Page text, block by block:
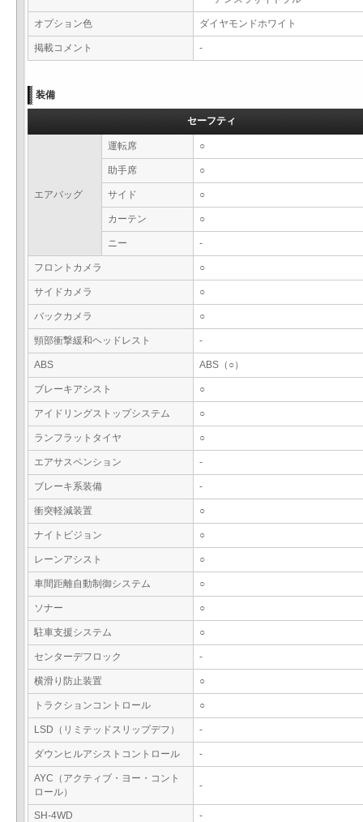
オプション色 ダイヤモンドホワイト
掲載コメント -
装備
セーフティ
エアバッグ
運転席 ○
助手席 ○
サイド ○
カーテン ○
ニー -
フロントカメラ ○
サイドカメラ ○
バックカメラ ○
頸部衝撃緩和ヘッドレスト -
ABS ABS（○）
ブレーキアシスト ○
アイドリングストップシステム ○
ランフラットタイヤ ○
エアサスペンション -
ブレーキ系装備 -
衝突軽減装置 ○
ナイトビジョン ○
レーンアシスト ○
車間距離自動制御システム ○
ソナー ○
駐車支援システム ○
センターデフロック -
横滑り防止装置 ○
トラクションコントロール ○
LSD（リミテッドスリップデフ） -
ダウンヒルアシストコントロール -
AYC（アクティブ・ヨー・コント
ロール）
-
SH-4WD
-